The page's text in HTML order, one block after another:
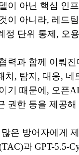
이 아닌 핵심 인
이 아니라, 레드
정 단위 통제, 오
력과 함께 이뤄
치, 탐지, 대응,
기 때문에, 오픈
권한 등을 제공
은 방어자에게
과 GPT-5.5-